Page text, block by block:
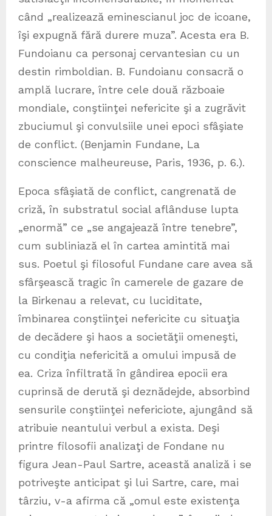
când „realizează eminescianul joc de icoane,
îşi expugnă fără durere muza”. Acesta era B.
Fundoianu ca personaj cervantesian cu un
destin rimboldian. B. Fundoianu consacră o
amplă lucrare, între cele două războaie
mondiale, conştiinţei nefericite şi a zugrăvit
zbuciumul şi convulsiile unei epoci sfâşiate
de conflict. (Benjamin Fundane, La
conscience malheureuse, Paris, 1936, p. 6.).
Epoca sfâşiată de conflict, cangrenată de
criză, în substratul social aflânduse lupta
„enormă” ce „se angajează între tenebre”,
cum subliniază el în cartea amintită mai
sus. Poetul şi filosoful Fundane care avea să
sfârşească tragic în camerele de gazare de
la Birkenau a relevat, cu luciditate,
îmbinarea conştiinţei nefericite cu situaţia
de decădere şi haos a societăţii omeneşti,
cu condiţia nefericită a omului impusă de
ea. Criza înfiltrată în gândirea epocii era
cuprinsă de derută şi deznădejde, absorbind
sensurile conştiinţei nefericiote, ajungând să
atribuie neantului verbul a exista. Deşi
printre filosofii analizaţi de Fondane nu
figura Jean-Paul Sartre, această analiză i se
potriveşte anticipat şi lui Sartre, care, mai
târziu, v-a afirma că „omul este existenţa